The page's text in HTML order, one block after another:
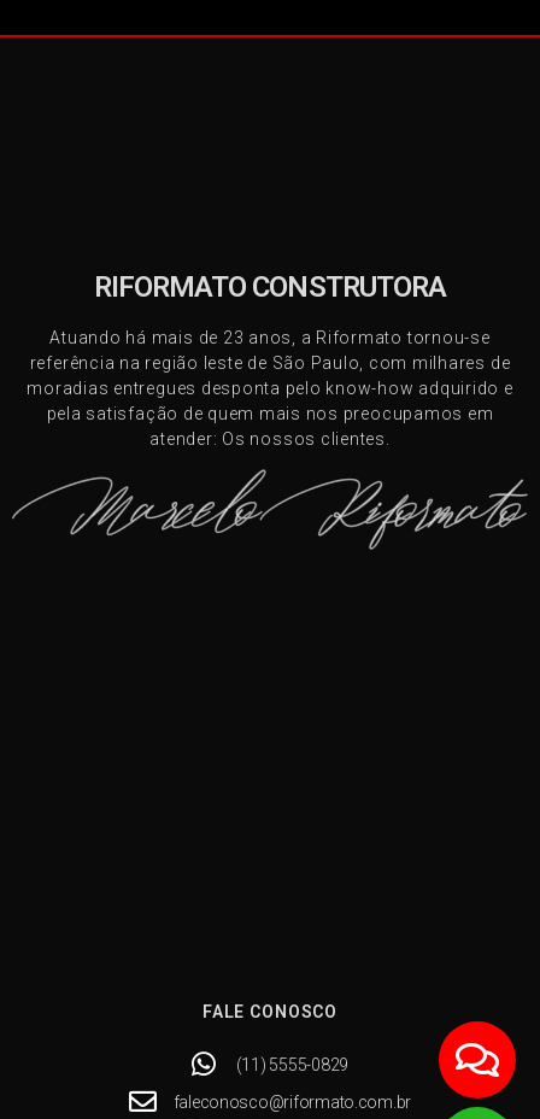
RIFORMATO CONSTRUTORA
Atuando há mais de 23 anos, a Riformato tornou-se
referência na região leste de São Paulo, com milhares de
moradias entregues desponta pelo know-how adquirido e
pela satisfação de quem mais nos preocupamos em
atender: Os nossos clientes.
FALE CONOSCO
(11) 5555-0829
faleconosco@riformato.com.br